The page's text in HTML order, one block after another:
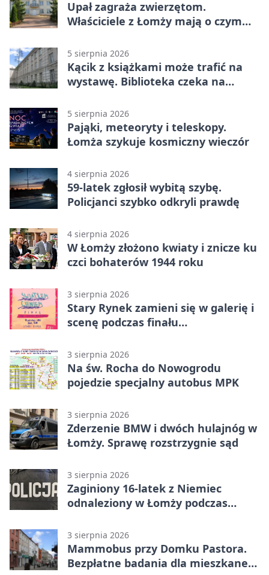
Upał zagraża zwierzętom.
Właściciele z Łomży mają o czym
5 sierpnia 2026
Kącik z książkami może trafić na
wystawę. Biblioteka czeka na
5 sierpnia 2026
Pająki, meteoryty i teleskopy.
Łomża szykuje kosmiczny wieczór
4 sierpnia 2026
59-latek zgłosił wybitą szybę.
Policjanci szybko odkryli prawdę
4 sierpnia 2026
W Łomży złożono kwiaty i znicze ku
czci bohaterów 1944 roku
3 sierpnia 2026
Stary Rynek zamieni się w galerię i
scenę podczas finału
3 sierpnia 2026
Na św. Rocha do Nowogrodu
pojedzie specjalny autobus MPK
3 sierpnia 2026
Zderzenie BMW i dwóch hulajnóg w
Łomży. Sprawę rozstrzygnie sąd
3 sierpnia 2026
Zaginiony 16-latek z Niemiec
odnaleziony w Łomży podczas
3 sierpnia 2026
Mammobus przy Domku Pastora.
Bezpłatne badania dla mieszkanek